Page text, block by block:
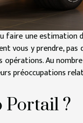
faire une estimation
vous y prendre,
Au
préoccupations
Portail ?